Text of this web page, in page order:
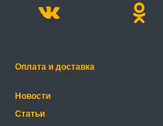
Оплата и доставка
Новости
Статьи